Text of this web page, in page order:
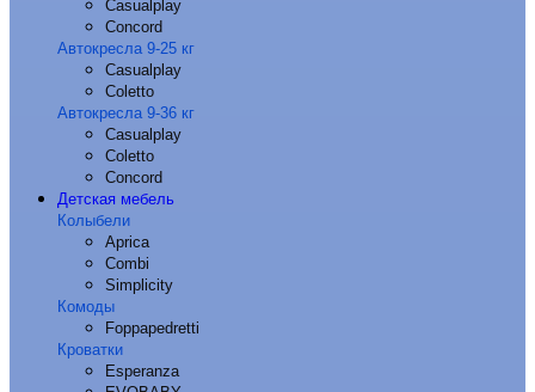
Casualplay
Concord
Автокресла 9-25 кг
Casualplay
Coletto
Автокресла 9-36 кг
Casualplay
Coletto
Concord
Детская мебель
Колыбели
Aprica
Combi
Simplicity
Комоды
Foppapedretti
Кроватки
Esperanza